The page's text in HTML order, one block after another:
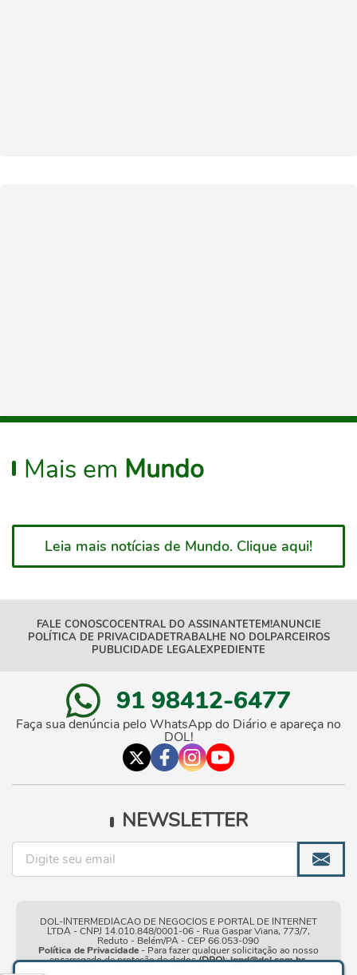
Mais em Mundo
Leia mais notícias de Mundo. Clique aqui!
FALE CONOSCOCENTRAL DO ASSINANTETEM!ANUNCIE
POLÍTICA DE PRIVACIDADETRABALHE NO DOLPARCEIROS
PUBLICIDADE LEGALEXPEDIENTE
91 98412-6477
Faça sua denúncia pelo WhatsApp do Diário e apareça no
DOL!
NEWSLETTER
DOL-INTERMEDIACAO DE NEGOCIOS E PORTAL DE INTERNET
LTDA - CNPJ 14.010.848/0001-06 - Rua Gaspar Viana, 773/7,
Reduto - Belém/PA - CEP 66.053-090
Política de Privacidade- Para fazer qualquer solicitação ao nosso
encarregado de proteção de dados(DPO):lgpd@dol.com.br.